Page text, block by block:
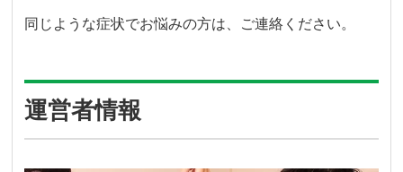
同じような症状でお悩みの方は、ご連絡ください。
運営者情報